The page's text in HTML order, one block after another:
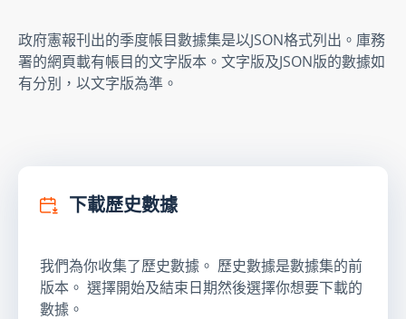
政府憲報刊出的季度帳目數據集是以JSON格式列出。庫務
署的網頁載有帳目的文字版本。文字版及JSON版的數據如
有分別，以文字版為準。
下載歷史數據
我們為你收集了歷史數據。 歷史數據是數據集的前
版本。 選擇開始及結束日期然後選擇你想要下載的
數據。